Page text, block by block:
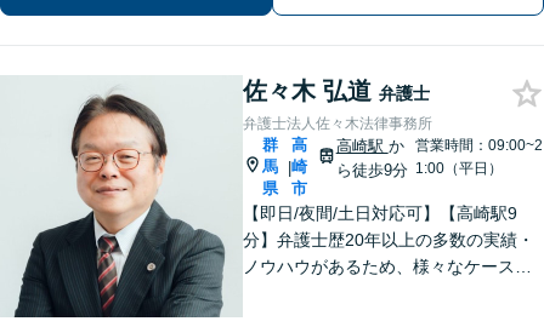
佐々木 弘道 弁護士
弁護士法人佐々木法律事務所
群
馬
県
|
高
崎
市
高崎駅 か
ら徒歩9分
営業時間：09:00~2
1:00（平日）
【即日/夜間/土日対応可】【高崎駅9
分】弁護士歴20年以上の多数の実績・
ノウハウがあるため、様々なケースで